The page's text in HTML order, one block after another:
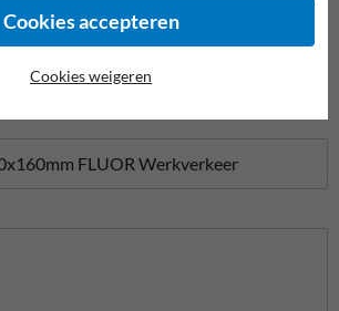
Cookies accepteren
Cookies weigeren